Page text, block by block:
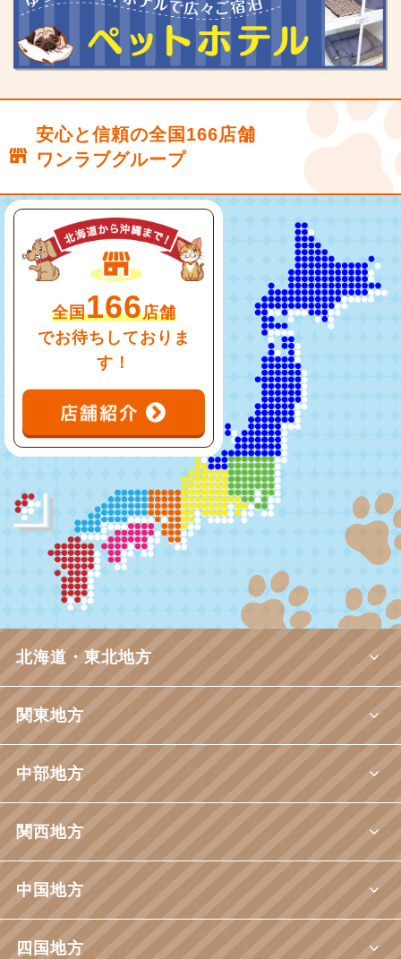
安心と信頼の全国166店舗
ワンラブグループ
全国166店舗
でお待ちしておりま
す！
北海道・東北地方
関東地方
中部地方
関西地方
中国地方
四国地方